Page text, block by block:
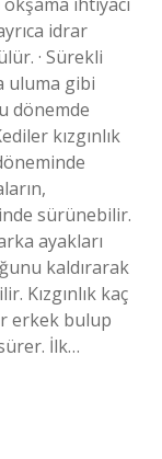
idrar
· Sürekli
uluma gibi
dönemde
kızgınlık
sürünebilir.
ayakları
kaldırarak
Kızgınlık kaç
erkek bulup
İlk…